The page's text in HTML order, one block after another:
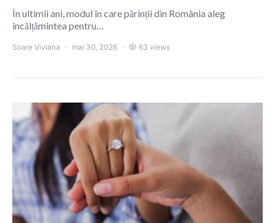
În ultimii ani, modul în care părinții din România aleg
încălțămintea pentru…
Soare Viviana mai 30, 2026 63 views